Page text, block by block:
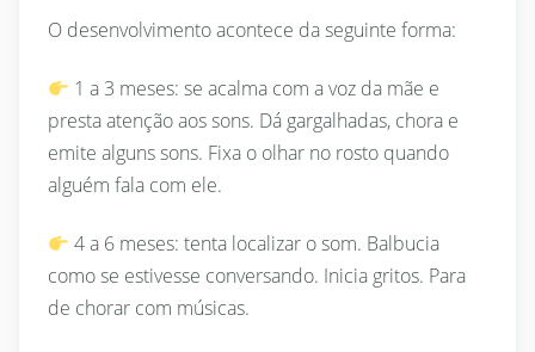
O desenvolvimento acontece da seguinte forma:
1 a 3 meses: se acalma com a voz da mãe e
presta atenção aos sons. Dá gargalhadas, chora e
emite alguns sons. Fixa o olhar no rosto quando
alguém fala com ele.
4 a 6 meses: tenta localizar o som. Balbucia
como se estivesse conversando. Inicia gritos. Para
de chorar com músicas.